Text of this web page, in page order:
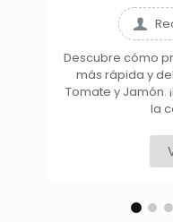
Descubre cómo
más rápida y
Tomate y Jamón.
la